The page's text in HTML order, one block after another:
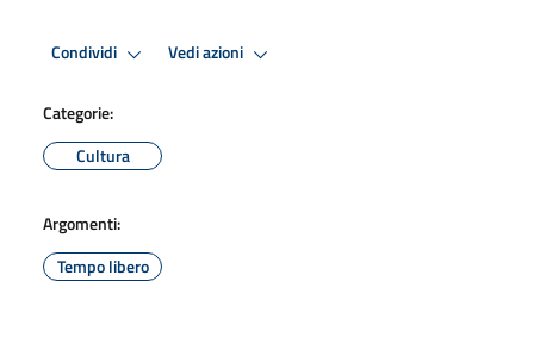
Condividi Vedi azioni
Categorie:
Cultura
Argomenti:
Tempo libero